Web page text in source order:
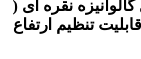
نقره ای (
تنظیم ارتفاع